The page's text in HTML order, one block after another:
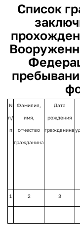
Список
N
п/
п
Фамилия,
имя,
отчество
гражданина
Дата
рождения
гражданина
1 2 3